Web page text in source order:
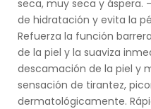
seca, muy seca y áspera.
de hidratación y evita la
Refuerza la función
de la piel y la suaviza
descamación de la piel y
sensación de tirantez,
dermatológicamente.